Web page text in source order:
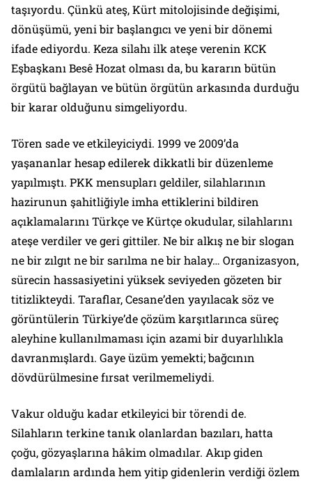
taşıyordu. Çünkü ateş, Kürt mitolojisinde değişimi,
dönüşümü, yeni bir başlangıcı ve yeni bir dönemi
ifade ediyordu. Keza silahı ilk ateşe verenin KCK
Eşbaşkanı Besê Hozat olması da, bu kararın bütün
örgütü bağlayan ve bütün örgütün arkasında durduğu
bir karar olduğunu simgeliyordu.
Tören sade ve etkileyiciydi. 1999 ve 2009’da
yaşananlar hesap edilerek dikkatli bir düzenleme
yapılmıştı. PKK mensupları geldiler, silahlarının
hazirunun şahitliğiyle imha ettiklerini bildiren
açıklamalarını Türkçe ve Kürtçe okudular, silahlarını
ateşe verdiler ve geri gittiler. Ne bir alkış ne bir slogan
ne bir zılgıt ne bir sarılma ne bir halay… Organizasyon,
sürecin hassasiyetini yüksek seviyeden gözeten bir
titizlikteydi. Taraflar, Cesane’den yayılacak söz ve
görüntülerin Türkiye’de çözüm karşıtlarınca süreç
aleyhine kullanılmaması için azami bir duyarlılıkla
davranmışlardı. Gaye üzüm yemekti; bağcının
dövdürülmesine fırsat verilmemeliydi.
Vakur olduğu kadar etkileyici bir törendi de.
Silahların terkine tanık olanlardan bazıları, hatta
çoğu, gözyaşlarına hâkim olmadılar. Akıp giden
damlaların ardında hem yitip gidenlerin verdiği özlem